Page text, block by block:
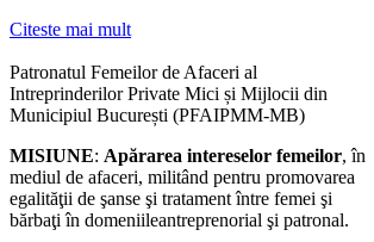
Citeste mai mult
Patronatul Femeilor de Afaceri al
Intreprinderilor Private Mici și Mijlocii din
Municipiul București (PFAIPMM-MB)
MISIUNE: Apărarea intereselor femeilor, în
mediul de afaceri, militând pentru promovarea
egalităţii de şanse şi tratament între femei şi
bărbaţi în domeniileantreprenorial şi patronal.